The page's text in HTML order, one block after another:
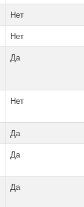
Нет
Нет
Да
Нет
Да
Да
Да